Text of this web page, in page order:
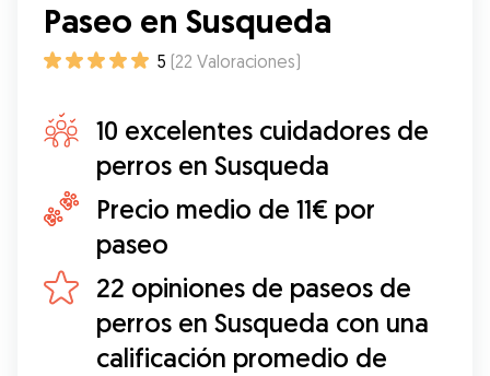
Paseo en Susqueda
5 (22 Valoraciones)
10 excelentes cuidadores de
perros en Susqueda
Precio medio de 11€ por
paseo
22 opiniones de paseos de
perros en Susqueda con una
calificación promedio de